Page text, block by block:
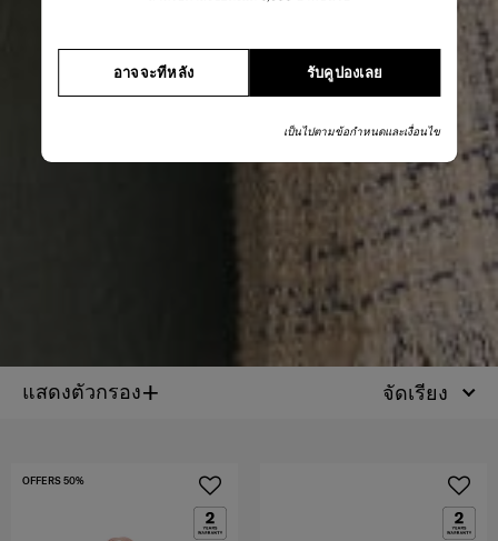
รับคูปองเลย
อาจจะทีหลัง
เป็นไปตามข้อกำหนดและเงื่อนไข
แสดงตัวกรอง+ จัดเรียง
OFFERS 50%